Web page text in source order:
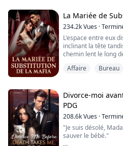
« Dis-moi que tu ne
voix rauque juste
La Mariée de
234.2kVues ·
L'espace entre eux
inclinant la tête
chemin lent le long
Mon Dieu, elle en
Valentina De Luca
mariée Caruso.
qu'Alecia s'enfuie
une famille noyée
Affaire Bureau
Divorce-moi
PDG
208.6kVues ·
"Je suis désolé,
sauver le bébé."